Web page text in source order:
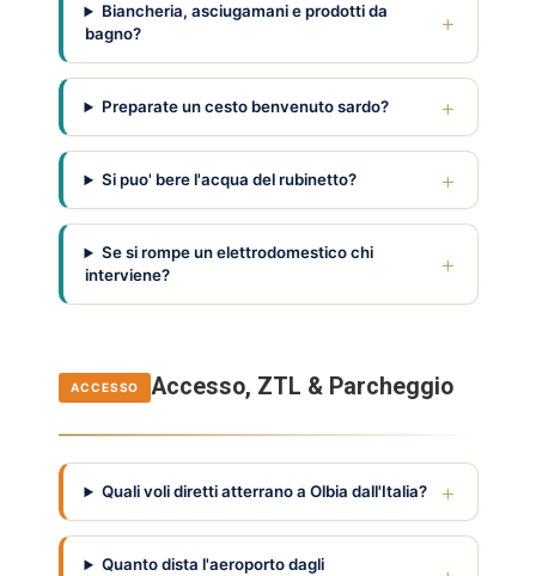
Biancheria, asciugamani e prodotti da
bagno?
Preparate un cesto benvenuto sardo?
Si puo' bere l'acqua del rubinetto?
Se si rompe un elettrodomestico chi
interviene?
ACCESSO Accesso, ZTL & Parcheggio
Quali voli diretti atterrano a Olbia dall'Italia?
Quanto dista l'aeroporto dagli